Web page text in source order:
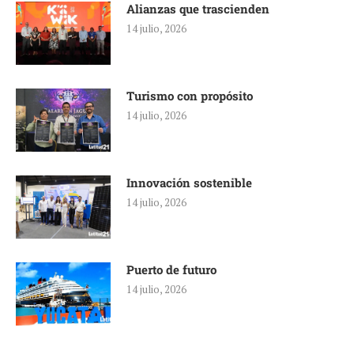
Alianzas que trascienden
14 julio, 2026
Turismo con propósito
14 julio, 2026
Innovación sostenible
14 julio, 2026
Puerto de futuro
14 julio, 2026